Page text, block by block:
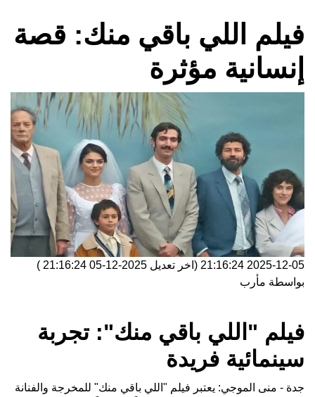
فيلم اللي باقي منك: قصة
إنسانية مؤثرة
2025-12-05 21:16:24 (اخر تعديل 2025-12-05 21:16:24
)
بواسطة مأرب
فيلم "اللي باقي منك": تجربة
سينمائية فريدة
جدة - منى الموجي: يعتبر فيلم "اللي باقي منك" للمخرجة والفنانة